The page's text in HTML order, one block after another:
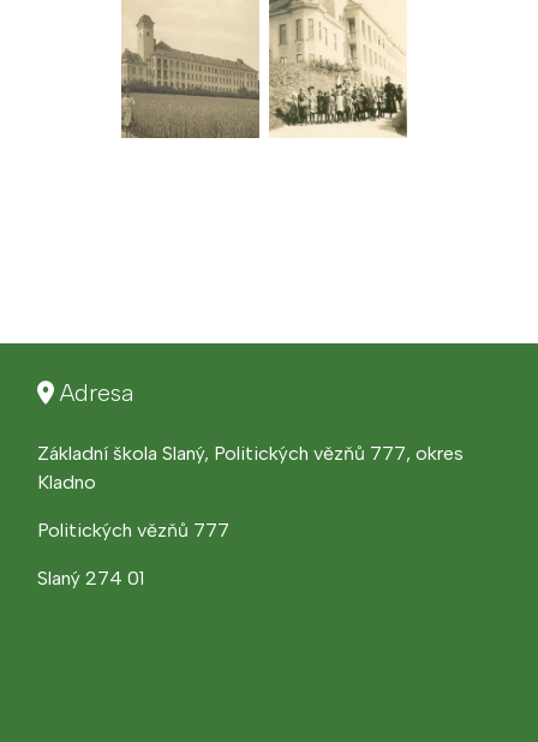
Adresa
Základní škola Slaný, Politických vězňů 777, okres
Kladno
Politických vězňů 777
Slaný 274 01